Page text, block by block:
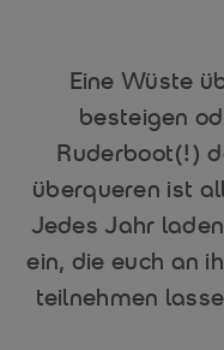
Eine Wüste
besteigen
Ruderboot(!)
überqueren ist
Jedes Jahr
ein, die euch an
teilnehmen